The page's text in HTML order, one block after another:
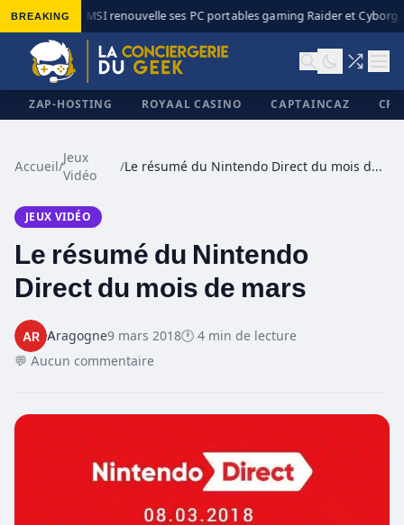
BREAKING◆ MSI renouvelle ses PC portables gaming Raider et Cyborg
ZAP-HOSTING ROYAAL CASINO CAPTAINCAZ
Accueil/
Jeux
Vidéo
/ Le résumé du Nintendo Direct du mois de mars
JEUX VIDÉO
Le résumé du Nintendo
Direct du mois de mars
Aragogne9 mars 2018🕐 4 min de lecture
💬 Aucun commentaire